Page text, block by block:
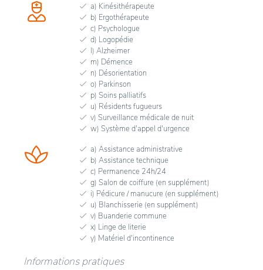
a) Kinésithérapeute
b) Ergothérapeute
c) Psychologue
d) Logopédie
l) Alzheimer
m) Démence
n) Désorientation
o) Parkinson
p) Soins palliatifs
u) Résidents fugueurs
v) Surveillance médicale de nuit
w) Système d'appel d'urgence
a) Assistance administrative
b) Assistance technique
c) Permanence 24h/24
g) Salon de coiffure (en supplément)
i) Pédicure / manucure (en supplément)
u) Blanchisserie (en supplément)
v) Buanderie commune
x) Linge de literie
y) Matériel d'incontinence
Informations pratiques